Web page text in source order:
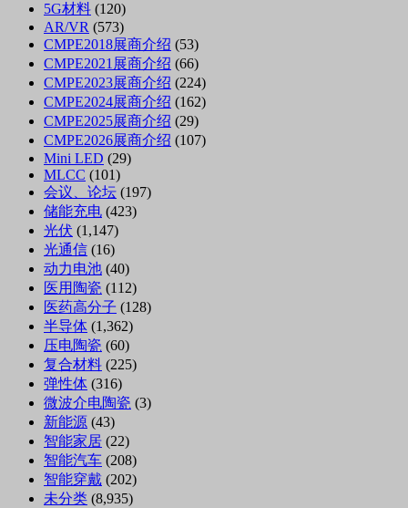
5G材料 (120)
AR/VR (573)
CMPE2018展商介绍 (53)
CMPE2021展商介绍 (66)
CMPE2023展商介绍 (224)
CMPE2024展商介绍 (162)
CMPE2025展商介绍 (29)
CMPE2026展商介绍 (107)
Mini LED (29)
MLCC (101)
会议、论坛 (197)
储能充电 (423)
光伏 (1,147)
光通信 (16)
动力电池 (40)
医用陶瓷 (112)
医药高分子 (128)
半导体 (1,362)
压电陶瓷 (60)
复合材料 (225)
弹性体 (316)
微波介电陶瓷 (3)
新能源 (43)
智能家居 (22)
智能汽车 (208)
智能穿戴 (202)
未分类 (8,935)